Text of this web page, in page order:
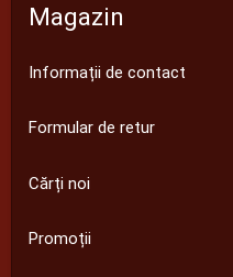
Magazin
Informații de contact
Formular de retur
Cărți noi
Promoții